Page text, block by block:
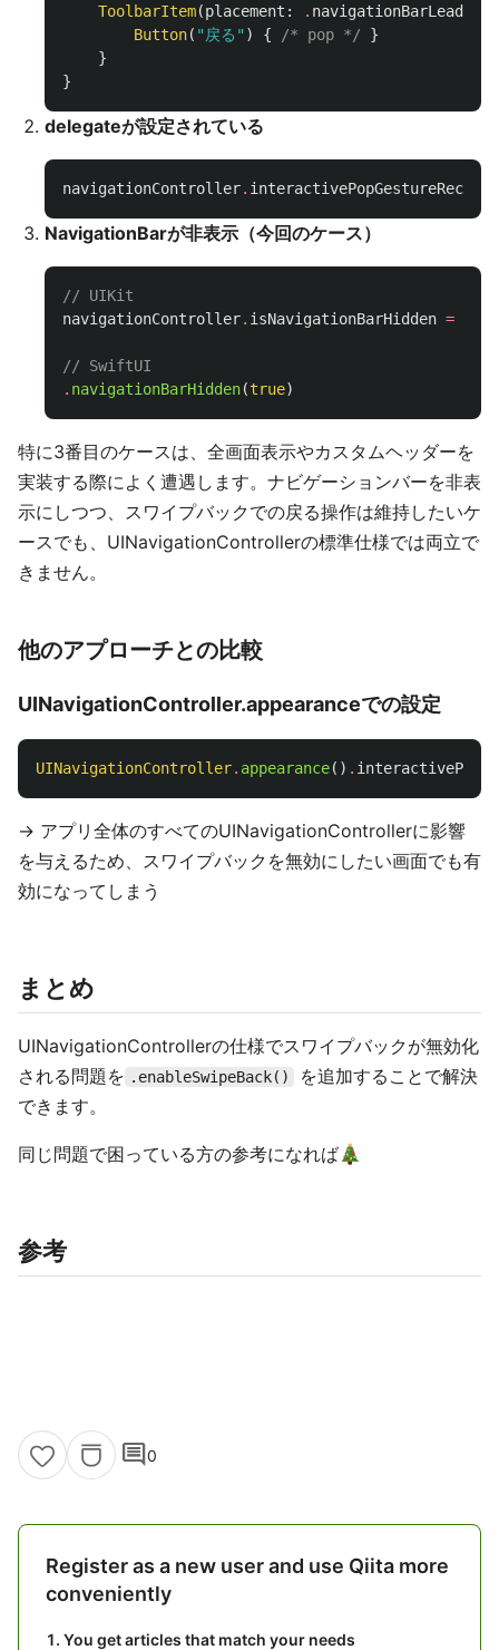
ToolbarItem(placement : . navigationBarLeading
Button( "戻る" ) { /* pop */
}
}
}
delegateが設定されている
navigationController.
NavigationBarが非表示（今回のケース）
// UIKit
navigationController. isNavigationBarHidden =
// SwiftUI
. navigationBarHidden(true)
特に3番目のケースは、全画面表示やカスタムヘッダーを
実装する際によく遭遇します。ナビゲーションバーを非表
示にしつつ、スワイプバックでの戻る操作は維持したいケ
ースでも、UINavigationControllerの標準仕様では両立で
きません。
他のアプローチとの比較
UINavigationController.appearanceでの設定
UINavigationController. appearance() .
→ アプリ全体のすべてのUINavigationControllerに影響
を与えるため、スワイプバックを無効にしたい画面でも有
効になってしまう
まとめ
UINavigationControllerの仕様でスワイプバックが無効化
される問題を .enableSwipeBack()
を追加することで解決
できます。
同じ問題で困っている方の参考になれば
参考
comment0
Register as a new user and use Qiita more
conveniently
You get articles that match your needs